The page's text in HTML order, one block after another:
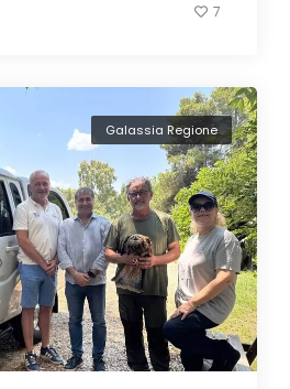
7
Galassia Regione